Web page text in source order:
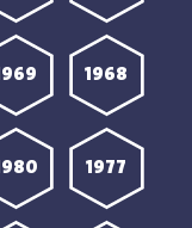
1968
1977